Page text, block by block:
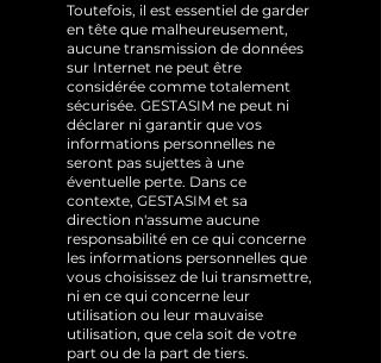
Toutefois, il est essentiel de garder
en tête que malheureusement,
aucune transmission de données
sur Internet ne peut être
considérée comme totalement
sécurisée. GESTASIM ne peut ni
déclarer ni garantir que vos
informations personnelles ne
seront pas sujettes à une
éventuelle perte. Dans ce
contexte, GESTASIM et sa
direction n'assume aucune
responsabilité en ce qui concerne
les informations personnelles que
vous choisissez de lui transmettre,
ni en ce qui concerne leur
utilisation ou leur mauvaise
utilisation, que cela soit de votre
part ou de la part de tiers.